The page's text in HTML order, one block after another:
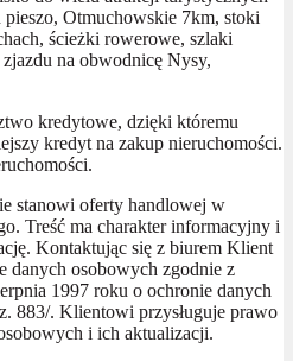
Otmuchowskie 7km, stoki
ścieżki rowerowe, szlaki
na obwodnicę Nysy,
kredytowe, dzięki któremu
kredyt na zakup nieruchomości.
stanowi oferty handlowej w
Treść ma charakter informacyjny i
Kontaktując się z biurem Klient
danych osobowych zgodnie z
1997 roku o ochronie danych
883/. Klientowi przysługuje prawo
i ich aktualizacji.